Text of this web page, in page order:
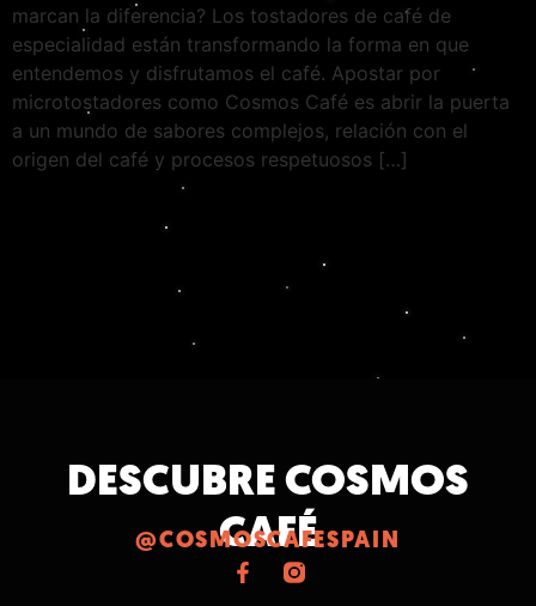
marcan la diferencia? Los tostadores de café de
especialidad están transformando la forma en que
entendemos y disfrutamos el café. Apostar por
microtostadores como Cosmos Café es abrir la puerta
a un mundo de sabores complejos, relación con el
origen del café y procesos respetuosos […]
DESCUBRE COSMOS
CAFÉ
@COSMOSCAFESPAIN